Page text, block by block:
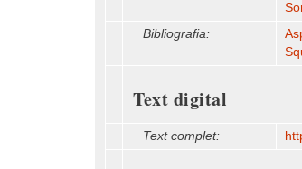
Bibliografia:
Text digital
Text complet: